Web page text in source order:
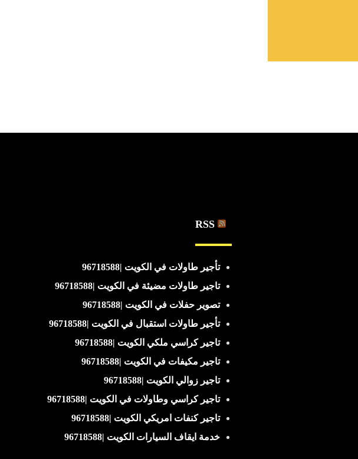
RSS
تأجير طاولات في الكويت |96718588
تاجير طاولات مضيئة في الكويت |96718588
تصوير حفلات في الكويت |96718588
تأجير طاولات استقبال في الكويت |96718588
تاجير كراسي ملكي الكويت |96718588
تاجير مكيفات في الكويت |96718588
تاجير زوالي الكويت |96718588
تاجير كراسي وطاولات في الكويت |96718588
تاجير كنفات امريكي الكويت |96718588
خدمة ايقاف السيارات الكويت |96718588